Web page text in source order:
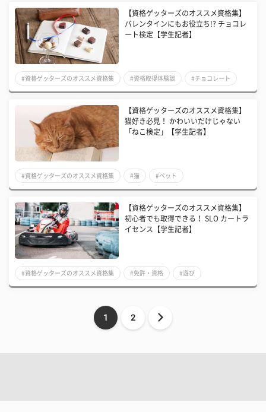
【資格ゲッターズのオススメ資格集】
バレンタインにもお役立ち!? チョコレ
ート検定【学生記者】
#資格ゲッターズのオススメ資格集 #資格取得体験談 #チョコレート
【資格ゲッターズのオススメ資格集】
猫好き必見！ かわいいだけじゃない
「ねこ検定」【学生記者】
#資格ゲッターズのオススメ資格集 #猫 #ペット
【資格ゲッターズのオススメ資格集】
初心者でも取得できる！ SLO カートラ
イセンス【学生記者】
#資格ゲッターズのオススメ資格集 #免許・資格 #遊び
1 2